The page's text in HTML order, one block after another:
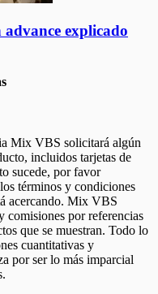
advance explicado
Mix VBS solicitará algún
incluidos tarjetas de
sucede, por favor
términos y condiciones
acercando. Mix VBS
comisiones por referencias
que se muestran. Todo lo
cuantitativas y
por ser lo más imparcial